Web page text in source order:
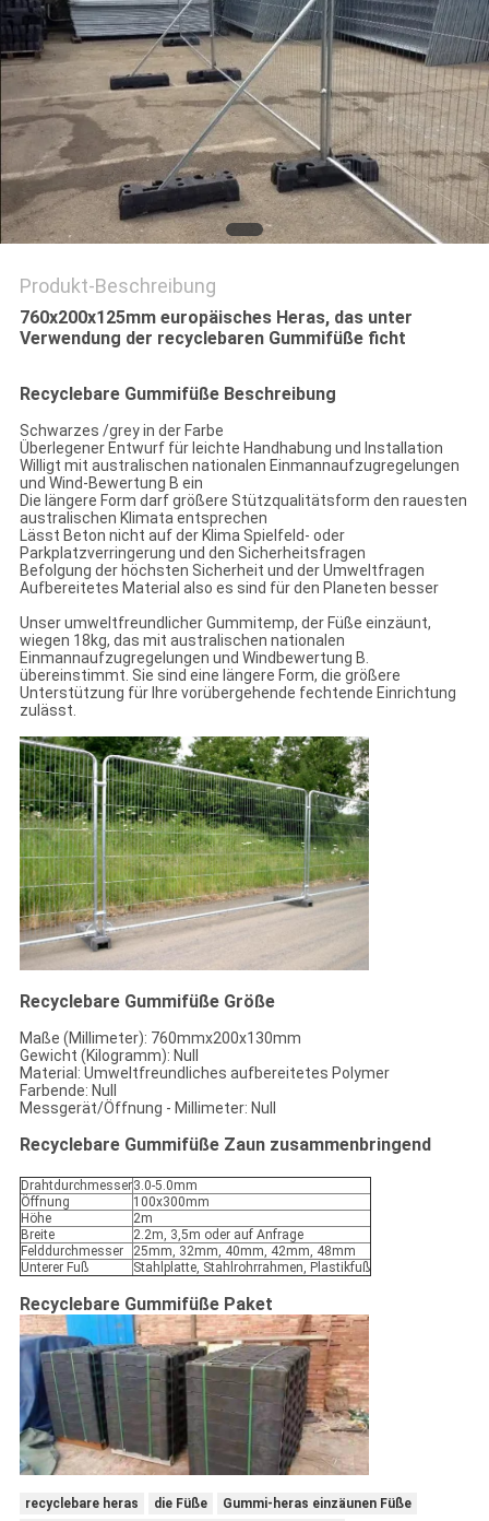
PRIVACY
POLICY
Produkt-Beschreibung
760x200x125mm europäisches Heras, das unter
Verwendung der recyclebaren Gummifüße ficht
Recyclebare Gummifüße Beschreibung
Schwarzes /grey in der Farbe
Überlegener Entwurf für leichte Handhabung und Installation
Willigt mit australischen nationalen Einmannaufzugregelungen
und Wind-Bewertung B ein
Die längere Form darf größere Stützqualitätsform den rauesten
australischen Klimata entsprechen
Lässt Beton nicht auf der Klima Spielfeld- oder
Parkplatzverringerung und den Sicherheitsfragen
Befolgung der höchsten Sicherheit und der Umweltfragen
Aufbereitetes Material also es sind für den Planeten besser
Unser umweltfreundlicher Gummitemp, der Füße einzäunt,
wiegen 18kg, das mit australischen nationalen
Einmannaufzugregelungen und Windbewertung B.
übereinstimmt. Sie sind eine längere Form, die größere
Unterstützung für Ihre vorübergehende fechtende Einrichtung
zulässt.
Recyclebare Gummifüße Größe
Maße (Millimeter): 760mmx200x130mm
Gewicht (Kilogramm): Null
Material: Umweltfreundliches aufbereitetes Polymer
Farbende: Null
Messgerät/Öffnung - Millimeter: Null
Recyclebare Gummifüße Zaun zusammenbringend
Drahtdurchmesser3.0-5.0mm
Öffnung
100x300mm
Höhe
2m
Breite
2.2m, 3,5m oder auf Anfrage
Felddurchmesser
25mm, 32mm, 40mm, 42mm, 48mm
Unterer Fuß
Stahlplatte, Stahlrohrrahmen, Plastikfuß
Recyclebare Gummifüße Paket
recyclebare heras die Füße
Gummi-heras einzäunen Füße